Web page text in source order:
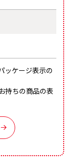
ッケージ表示の
持ちの商品の表